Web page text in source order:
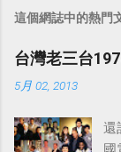
這個網誌中的熱門
台灣老三台
5月 02, 2013
還